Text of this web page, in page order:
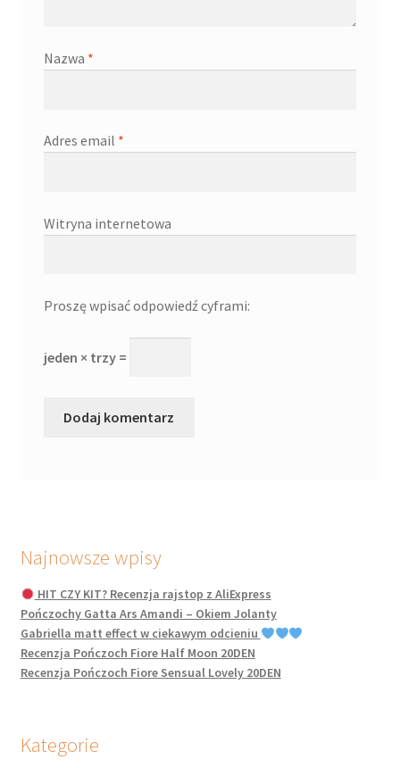
Nazwa *
Adres email *
Witryna internetowa
Proszę wpisać odpowiedź cyframi:
jeden × trzy =
Najnowsze wpisy
HIT CZY KIT? Recenzja rajstop z AliExpress
Pończochy Gatta Ars Amandi – Okiem Jolanty
Gabriella matt effect w ciekawym odcieniu
Recenzja Pończoch Fiore Half Moon 20DEN
Recenzja Pończoch Fiore Sensual Lovely 20DEN
Kategorie